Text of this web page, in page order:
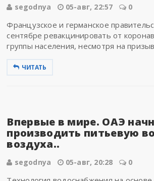
segodnya 05-авг, 22:57 0
Французское и германское
сентябре ревакцинировать от
группы населения, несмотря на
ЧИТАТЬ
Впервые в мире. ОАЭ
производить питьевую
воздуха..
segodnya 05-авг, 20:28 0